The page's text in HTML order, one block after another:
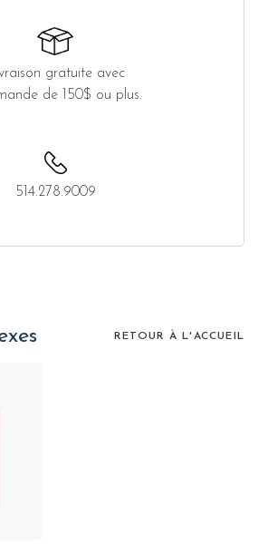
gratuite avec
de 150$ ou plus.
514.278.9009
RETOUR À L'ACCUEIL